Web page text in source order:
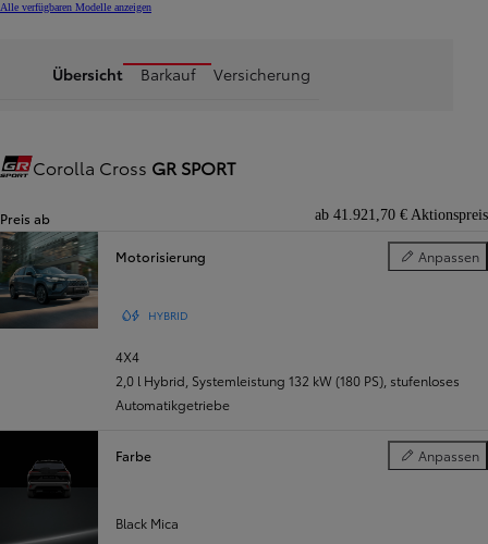
Übersicht Barkauf Versicherung
Gazoo Racing
Corolla Cross GR SPORT
Preis ab ab 41.921,70 € Aktionspreis
Motorisierung Anpassen
Motorisierung
HYBRID
4X4
2,0 l Hybrid, Systemleistung 132 kW (180 PS), stufenloses
Automatikgetriebe
Farbe Anpassen
Farbe
Black Mica
Alle verfügbaren Modelle anzeigen